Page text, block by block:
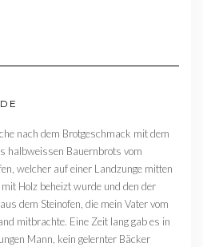
nach dem Brotgeschmack mit dem
halbweissen Bauernbrots vom
welcher auf einer Landzunge mitten
Holz beheizt wurde und den der
dem Steinofen, die mein Vater vom
mitbrachte. Eine Zeit lang gab es in
Mann, kein gelernter Bäcker